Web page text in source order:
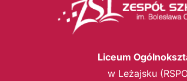
Liceum
w Leżajsku